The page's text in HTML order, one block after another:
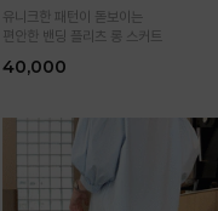
유니크한 패턴이 돋보이는
편안한 밴딩 플리츠 롱 스커트
40,000